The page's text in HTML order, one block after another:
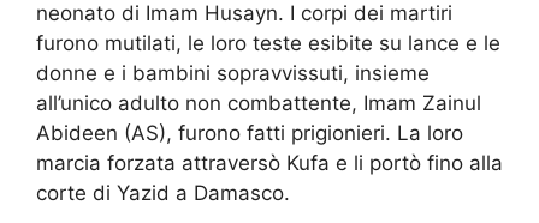
neonato di Imam Husayn. I corpi dei martiri
furono mutilati, le loro teste esibite su lance e le
donne e i bambini sopravvissuti, insieme
all’unico adulto non combattente, Imam Zainul
Abideen (AS), furono fatti prigionieri. La loro
marcia forzata attraversò Kufa e li portò fino alla
corte di Yazid a Damasco.